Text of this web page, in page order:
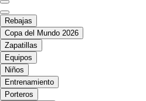
Rebajas
Copa del Mundo 2026
Zapatillas
Equipos
Niños
Entrenamiento
Porteros